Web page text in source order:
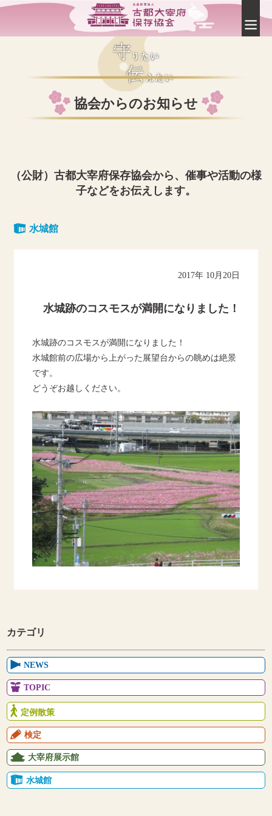
協会からのお知らせ
（公財）古都大宰府保存協会から、催事や活動の様
子などをお伝えします。
カテゴリ
NEWS
TOPIC
定例散策
検定
大宰府展示館
水城館
水城館
2017年 10月20日
水城跡のコスモスが満開になりました！
水城跡のコスモスが満開になりました！
水城館前の広場から上がった展望台からの眺めは絶景
です。
どうぞお越しください。